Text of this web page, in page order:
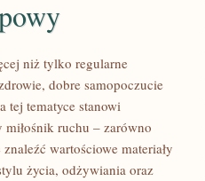
niż tylko regularne
dobre samopoczucie
tej tematyce stanowi
ruchu – zarówno
wartościowe materiały
życia, odżywiania oraz